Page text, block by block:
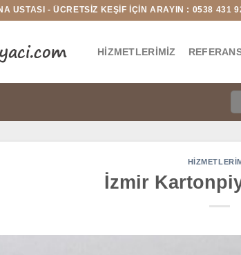
USTASI - ÜCRETSİZ KEŞİF İÇİN ARAYIN : 0538 431
HIZMETLERIMIZ
İzmir